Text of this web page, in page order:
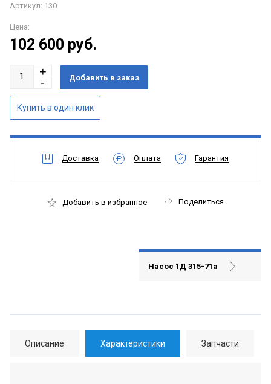
Артикул: 130
Цена:
102 600 руб.
Доставка Оплата Гарантия
Добавить в избранное Поделиться
Насос 1Д 315-71а
Описание Характеристики Запчасти